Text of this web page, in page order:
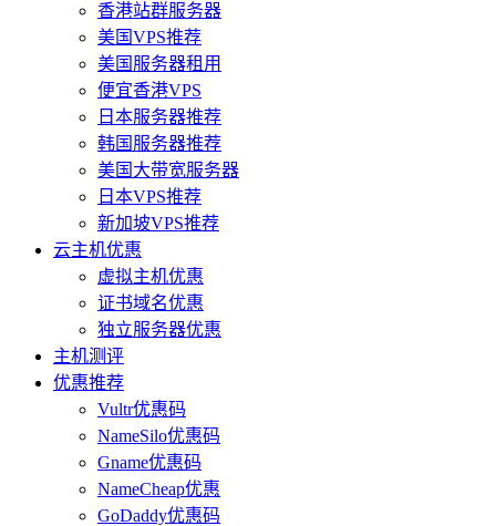
香港站群服务器
美国VPS推荐
美国服务器租用
便宜香港VPS
日本服务器推荐
韩国服务器推荐
美国大带宽服务器
日本VPS推荐
新加坡VPS推荐
云主机优惠
虚拟主机优惠
证书域名优惠
独立服务器优惠
主机测评
优惠推荐
Vultr优惠码
NameSilo优惠码
Gname优惠码
NameCheap优惠
GoDaddy优惠码